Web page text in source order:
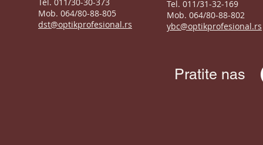
Mob. 064/80-88-805
dst@optikprofesional.rs
Tel. 011/31-32-169
Mob. 064/80-88-802
ybc@optikprofesional.rs
Pratite nas